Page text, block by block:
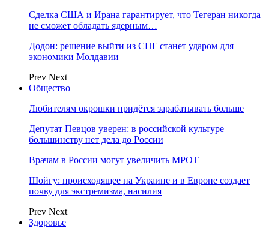
Сделка США и Ирана гарантирует, что Тегеран никогда
не сможет обладать ядерным…
Додон: решение выйти из СНГ станет ударом для
экономики Молдавии
Prev Next
Общество
Любителям окрошки придётся зарабатывать больше
Депутат Певцов уверен: в российской культуре
большинству нет дела до России
Врачам в России могут увеличить МРОТ
Шойгу: происходящее на Украине и в Европе создает
почву для экстремизма, насилия
Prev Next
Здоровье